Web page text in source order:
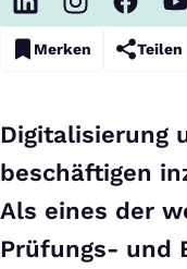
Merken Teilen
Digitalisierung
beschäftigen
Als eines der
Prüfungs- und